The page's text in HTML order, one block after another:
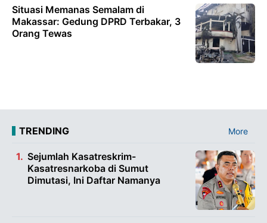
Situasi Memanas Semalam di
Makassar: Gedung DPRD Terbakar, 3
Orang Tewas
TRENDING More
Sejumlah Kasatreskrim-
Kasatresnarkoba di Sumut
Dimutasi, Ini Daftar Namanya